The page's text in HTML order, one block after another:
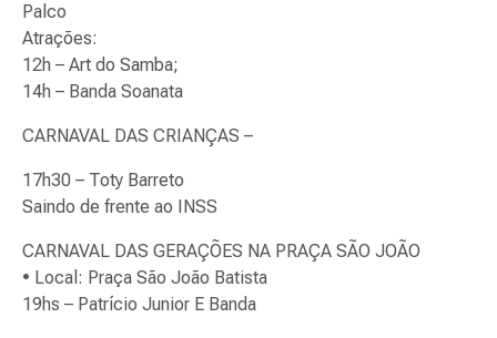
Palco
Atrações:
12h – Art do Samba;
14h – Banda Soanata
CARNAVAL DAS CRIANÇAS –
17h30 – Toty Barreto
Saindo de frente ao INSS
CARNAVAL DAS GERAÇÕES NA PRAÇA SÃO JOÃO
• Local: Praça São João Batista
19hs – Patrício Junior E Banda